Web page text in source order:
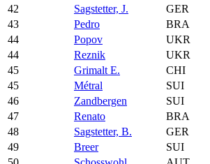
42
Sagstetter, J. GER
43
Pedro BRA
44
Popov UKR
44
Reznik UKR
45
Grimalt E. CHI
45
Métral SUI
46
Zandbergen SUI
47
Renato BRA
48
Sagstetter, B. GER
49
Breer SUI